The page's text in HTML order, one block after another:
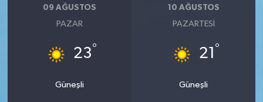
09 AĞUSTOS
PAZAR
23°
Güneşli
10 AĞUSTOS
PAZARTESI
21 °
Güneşli